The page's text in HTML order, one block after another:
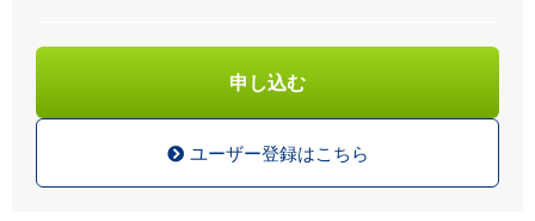
申し込む
ユーザー登録はこちら